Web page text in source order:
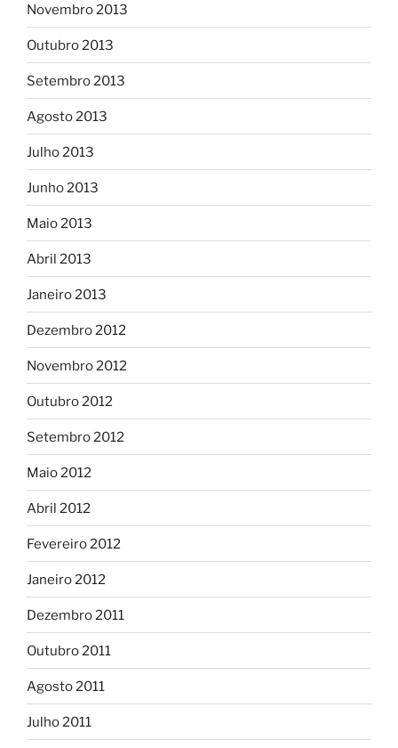
Novembro 2013
Outubro 2013
Setembro 2013
Agosto 2013
Julho 2013
Junho 2013
Maio 2013
Abril 2013
Janeiro 2013
Dezembro 2012
Novembro 2012
Outubro 2012
Setembro 2012
Maio 2012
Abril 2012
Fevereiro 2012
Janeiro 2012
Dezembro 2011
Outubro 2011
Agosto 2011
Julho 2011